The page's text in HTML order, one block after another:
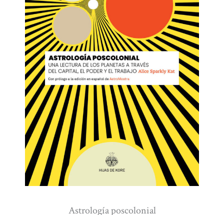
Astrología poscolonial